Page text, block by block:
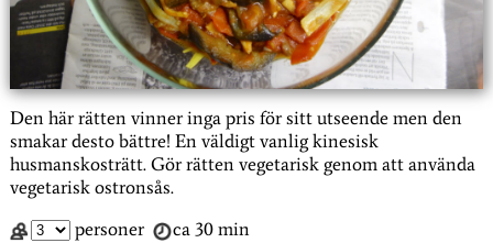
Den här rätten vinner inga pris för sitt utseende men den
smakar desto bättre! En väldigt vanlig kinesisk
husmanskosträtt. Gör rätten vegetarisk genom att använda
vegetarisk ostronsås.
personer
ca 30 min